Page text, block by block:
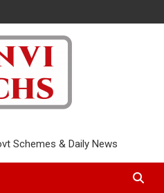
Schemes & Daily News